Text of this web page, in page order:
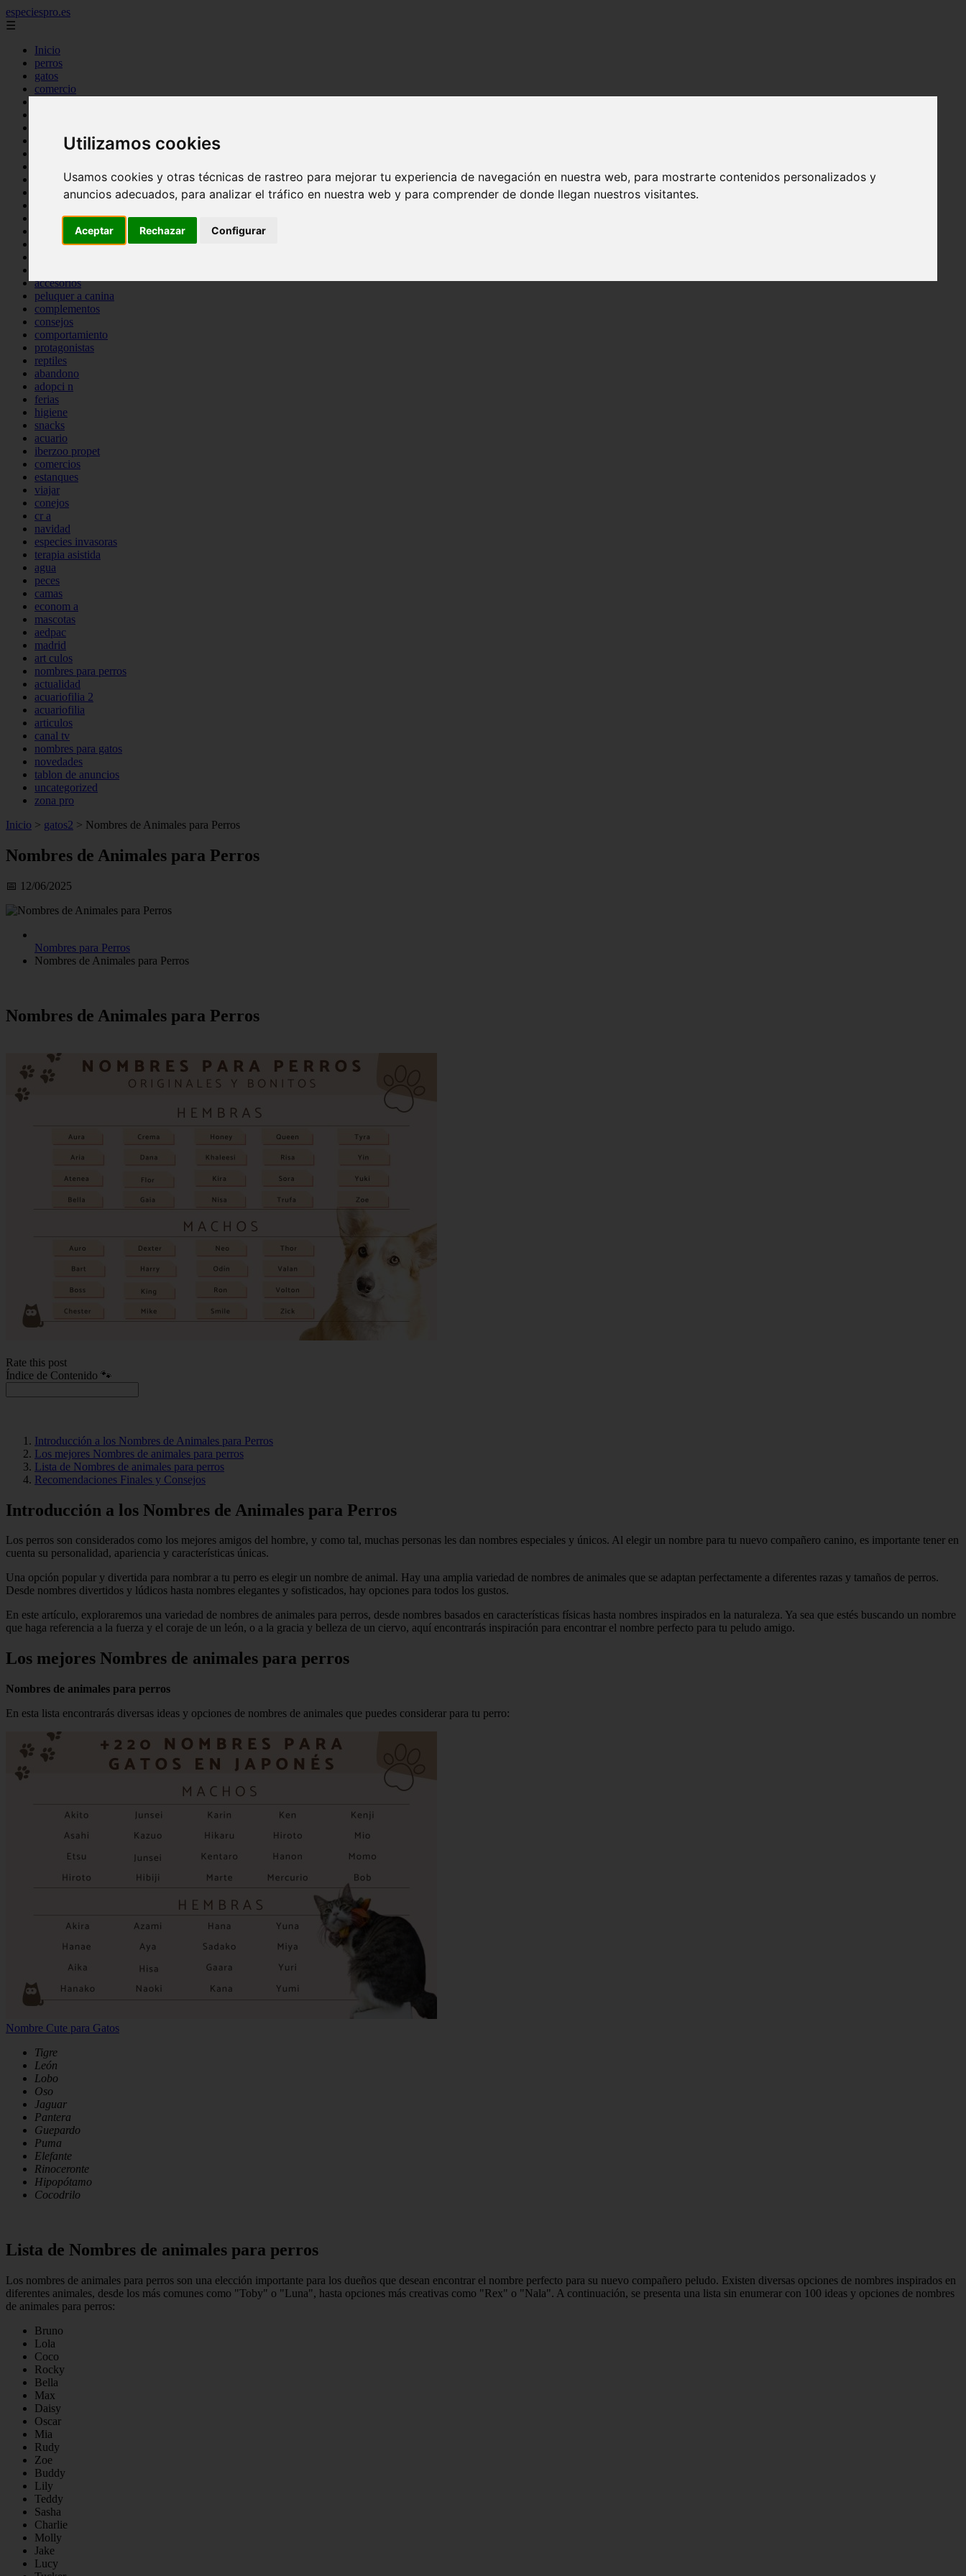
Utilizamos cookies
Usamos cookies y otras técnicas de rastreo para mejorar tu experiencia de navegación en nuestra web, para mostrarte contenidos personalizados y
anuncios adecuados, para analizar el tráfico en nuestra web y para comprender de donde llegan nuestros visitantes.
Aceptar Rechazar Configurar
especiespro.es
☰
Inicio
perros
gatos
comercio
tenencia responsable
mantenimiento
bienestar
peque os mam feros
verano
accesorios
peluquer a canina
complementos
consejos
comportamiento
protagonistas
reptiles
abandono
adopci n
ferias
higiene
snacks
acuario
iberzoo propet
comercios
estanques
viajar
conejos
cr a
navidad
especies invasoras
terapia asistida
agua
peces
camas
econom a
mascotas
aedpac
madrid
art culos
nombres para perros
actualidad
acuariofilia 2
acuariofilia
articulos
canal tv
nombres para gatos
novedades
tablon de anuncios
uncategorized
zona pro
Inicio > gatos2 > Nombres de Animales para Perros
Nombres de Animales para Perros
📅 12/06/2025
Nombres para Perros
Nombres de Animales para Perros
Nombres de Animales para Perros
Rate this post
Índice de Contenido 🐾
Introducción a los Nombres de Animales para Perros
Los mejores Nombres de animales para perros
Lista de Nombres de animales para perros
Recomendaciones Finales y Consejos
Introducción a los Nombres de Animales para Perros
Los perros son considerados como los mejores amigos del hombre, y como tal, muchas personas les dan nombres especiales y únicos. Al elegir un nombre para tu nuevo compañero canino, es importante tener en
cuenta su personalidad, apariencia y características únicas.
Una opción popular y divertida para nombrar a tu perro es elegir un nombre de animal. Hay una amplia variedad de nombres de animales que se adaptan perfectamente a diferentes razas y tamaños de perros.
Desde nombres divertidos y lúdicos hasta nombres elegantes y sofisticados, hay opciones para todos los gustos.
En este artículo, exploraremos una variedad de nombres de animales para perros, desde nombres basados en características físicas hasta nombres inspirados en la naturaleza. Ya sea que estés buscando un nombre
que haga referencia a la fuerza y el coraje de un león, o a la gracia y belleza de un ciervo, aquí encontrarás inspiración para encontrar el nombre perfecto para tu peludo amigo.
Los mejores Nombres de animales para perros
Nombres de animales para perros
En esta lista encontrarás diversas ideas y opciones de nombres de animales que puedes considerar para tu perro:
Nombre Cute para Gatos
Tigre
León
Lobo
Oso
Jaguar
Pantera
Guepardo
Puma
Elefante
Rinoceronte
Hipopótamo
Cocodrilo
Lista de Nombres de animales para perros
Los nombres de animales para perros son una elección importante para los dueños que desean encontrar el nombre perfecto para su nuevo compañero peludo. Existen diversas opciones de nombres inspirados en
diferentes animales, desde los más comunes como "Toby" o "Luna", hasta opciones más creativas como "Rex" o "Nala". A continuación, se presenta una lista sin enumerar con 100 ideas y opciones de nombres
de animales para perros:
Bruno
Lola
Coco
Rocky
Bella
Max
Daisy
Oscar
Mia
Rudy
Zoe
Buddy
Lily
Teddy
Sasha
Charlie
Molly
Jake
Lucy